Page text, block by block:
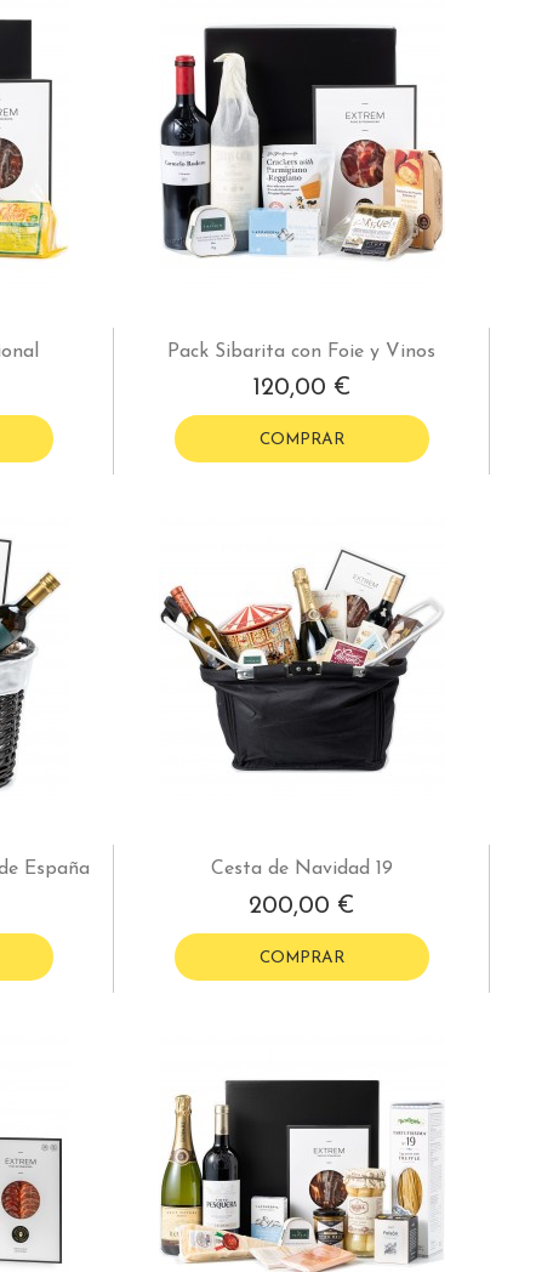
Pack Sibarita con Foie y Vinos
120,00 €
COMPRAR
España Cesta de Navidad 19
200,00 €
COMPRAR